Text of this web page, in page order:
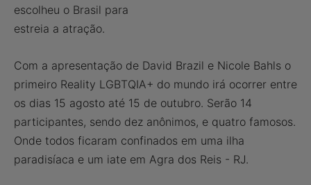
escolheu o Brasil para
estreia a atração.
Com a apresentação de David Brazil e Nicole Bahls o
primeiro Reality LGBTQIA+ do mundo irá ocorrer entre
os dias 15 agosto até 15 de outubro. Serão 14
participantes, sendo dez anônimos, e quatro famosos.
Onde todos ficaram confinados em uma ilha
paradisíaca e um iate em Agra dos Reis - RJ.